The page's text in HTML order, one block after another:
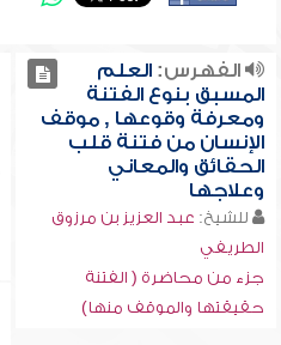
الفهرس:العلم
المسبق بنوع الفتنة
ومعرفة وقوعها , موقف
الإنسان من فتنة قلب
الحقائق والمعاني
وعلاجها
للشيخ: عبد العزيز بن مرزوق
الطريفي
جزء من محاضرة ( الفتنة
حقيقتها والموقف منها)